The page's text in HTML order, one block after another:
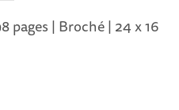
pages | Broché | 24 x 16